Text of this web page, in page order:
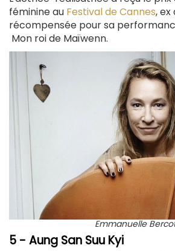
féminine au Festival de Cannes, ex
récompensée pour sa
Mon roi de Maïwenn.
Emmanuelle
5 - Aung San Suu Kyi